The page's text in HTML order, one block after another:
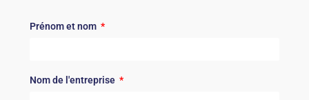
Prénom et nom
Nom de l'entreprise